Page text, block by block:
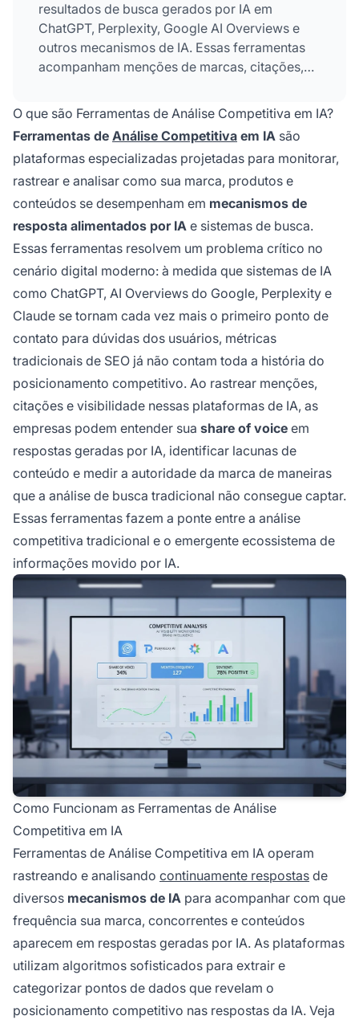
resultados de busca gerados por IA em
ChatGPT, Perplexity, Google AI Overviews e
outros mecanismos de IA. Essas ferramentas
acompanham menções de marcas, citações,
visibilidade para ajudar organizações a
entenderem sua presença em canais de
descoberta impulsionados por IA e manterem
vantagem competitiva no ecossistema de
informações movido por IA em evolução.
O que são Ferramentas de Análise Competitiva em IA?
Ferramentas de Análise Competitiva em IA são
plataformas especializadas projetadas para monitorar,
rastrear e analisar como sua marca, produtos e
conteúdos se desempenham em mecanismos de
resposta alimentados por IA e sistemas de busca.
Essas ferramentas resolvem um problema crítico no
cenário digital moderno: à medida que sistemas de IA
como ChatGPT, AI Overviews do Google, Perplexity e
Claude se tornam cada vez mais o primeiro ponto de
contato para dúvidas dos usuários, métricas
tradicionais de SEO já não contam toda a história do
posicionamento competitivo. Ao rastrear menções,
citações e visibilidade nessas plataformas de IA, as
empresas podem entender sua share of voice em
respostas geradas por IA, identificar lacunas de
conteúdo e medir a autoridade da marca de maneiras
que a análise de busca tradicional não consegue captar.
Essas ferramentas fazem a ponte entre a análise
competitiva tradicional e o emergente ecossistema de
informações movido por IA.
Como Funcionam as Ferramentas de Análise
Competitiva em IA
Ferramentas de Análise Competitiva em IA operam
rastreando e analisando continuamente respostas de
diversos mecanismos de IA para acompanhar com que
frequência sua marca, concorrentes e conteúdos
aparecem em respostas geradas por IA. As plataformas
utilizam algoritmos sofisticados para extrair e
categorizar pontos de dados que revelam o
posicionamento competitivo nas respostas da IA. Veja